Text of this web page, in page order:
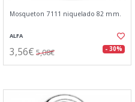
Mosqueton 7111 niquelado 82 mm.
ALFA
3,56€ 5,08€ - 30%